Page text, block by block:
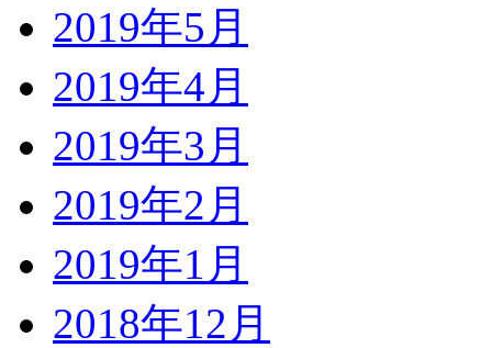
2019年5月
2019年4月
2019年3月
2019年2月
2019年1月
2018年12月